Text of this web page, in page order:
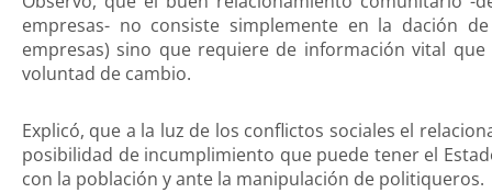
empresas- no consiste simplemente en la dación
empresas) sino que requiere de información vital
voluntad de cambio.
Explicó, que a la luz de los conflictos sociales el
posibilidad de incumplimiento que puede tener el
con la población y ante la manipulación de politiqueros.